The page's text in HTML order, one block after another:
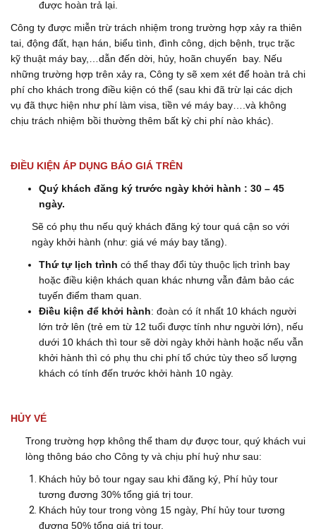
được hoàn trả lại.
Công ty được miễn trừ trách nhiệm trong trường hợp xảy ra thiên
tai, động đất, hạn hán, biểu tình, đình công, dịch bệnh, trục trặc
kỹ thuật máy bay,…dẫn đến dời, hủy, hoãn chuyến bay. Nếu
những trường hợp trên xảy ra, Công ty sẽ xem xét để hoàn trả chi
phí cho khách trong điều kiện có thể (sau khi đã trừ lại các dịch
vụ đã thực hiện như phí làm visa, tiền vé máy bay….và không
chịu trách nhiệm bồi thường thêm bất kỳ chi phí nào khác).
ĐIỀU KIỆN ÁP DỤNG BÁO GIÁ TRÊN
Quý khách đăng ký trước ngày khởi hành : 30 – 45
ngày.
Sẽ có phụ thu nếu quý khách đăng ký tour quá cận so với
ngày khởi hành (như: giá vé máy bay tăng).
Thứ tự lịch trình có thể thay đổi tùy thuộc lịch trình bay
hoặc điều kiện khách quan khác nhưng vẫn đảm bảo các
tuyến điểm tham quan.
Điều kiện để khởi hành: đoàn có ít nhất 10 khách người
lớn trở lên (trẻ em từ 12 tuổi được tính như người lớn), nếu
dưới 10 khách thì tour sẽ dời ngày khởi hành hoặc nếu vẫn
khởi hành thì có phụ thu chi phí tổ chức tùy theo số lượng
khách có tính đến trước khởi hành 10 ngày.
HỦY VÉ
Trong trường hợp không thể tham dự được tour, quý khách vui
lòng thông báo cho Công ty và chịu phí huỷ như sau:
Khách hủy bỏ tour ngay sau khi đăng ký, Phí hủy tour
tương đương 30% tổng giá trị tour.
Khách hủy tour trong vòng 15 ngày, Phí hủy tour tương
đương 50% tổng giá trị tour.